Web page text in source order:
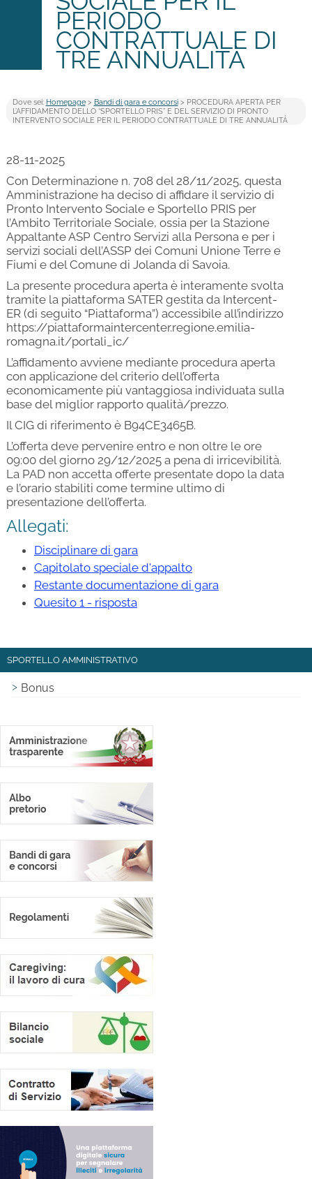
PERIODO
CONTRATTUALE DI
TRE ANNUALITÀ
Dove sei: Homepage> Bandi di gara e concorsi> PROCEDURA APERTA PER
L’AFFIDAMENTO DELLO “SPORTELLO PRIS” E DEL SERVIZIO DI PRONTO
INTERVENTO SOCIALE PER IL PERIODO CONTRATTUALE DI TRE ANNUALITÀ
28-11-2025
Con Determinazione n. 708 del 28/11/2025, questa
Amministrazione ha deciso di affidare il servizio di
Pronto Intervento Sociale e Sportello PRIS per
l’Ambito Territoriale Sociale, ossia per la Stazione
Appaltante ASP Centro Servizi alla Persona e per i
servizi sociali dell’ASSP dei Comuni Unione Terre e
Fiumi e del Comune di Jolanda di Savoia.
La presente procedura aperta è interamente svolta
tramite la piattaforma SATER gestita da Intercent-
ER (di seguito “Piattaforma”) accessibile all’indirizzo
https://piattaformaintercenter.regione.emilia-
romagna.it/portali_ic/
L’affidamento avviene mediante procedura aperta
con applicazione del criterio dell’offerta
economicamente più vantaggiosa individuata sulla
base del miglior rapporto qualità/prezzo.
Il CIG di riferimento è B94CE3465B.
L’offerta deve pervenire entro e non oltre le ore
09:00 del giorno 29/12/2025 a pena di irricevibilità.
La PAD non accetta offerte presentate dopo la data
e l’orario stabiliti come termine ultimo di
presentazione dell’offerta.
Allegati:
Disciplinare di gara
Capitolato speciale d'appalto
Restante documentazione di gara
Quesito 1 - risposta
SPORTELLO AMMINISTRATIVO
Bonus